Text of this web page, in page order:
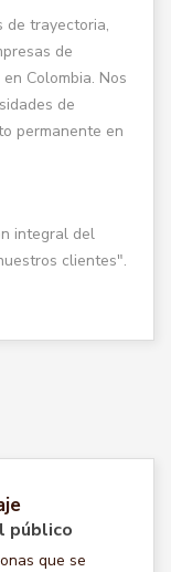
de trayectoria,
de
Colombia. Nos
de
permanente en
integral del
clientes".
público
que se